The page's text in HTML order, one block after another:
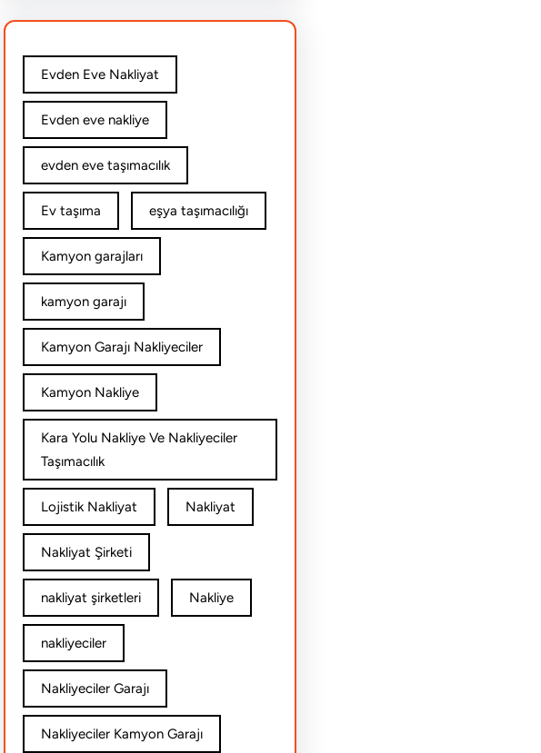
Evden Eve Nakliyat
Evden eve nakliye
evden eve taşımacılık
Ev taşıma eşya taşımacılığı
Kamyon garajları
kamyon garajı
Kamyon Garajı Nakliyeciler
Kamyon Nakliye
Kara Yolu Nakliye Ve Nakliyeciler
Taşımacılık
Lojistik Nakliyat Nakliyat
Nakliyat Şirketi
nakliyat şirketleri Nakliye
nakliyeciler
Nakliyeciler Garajı
Nakliyeciler Kamyon Garajı